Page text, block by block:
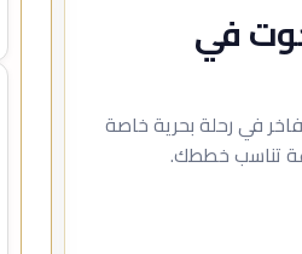
في
على متن 40 سوبر يخت فاخر في رحلة بحرية خاصة
تناسب خططك.